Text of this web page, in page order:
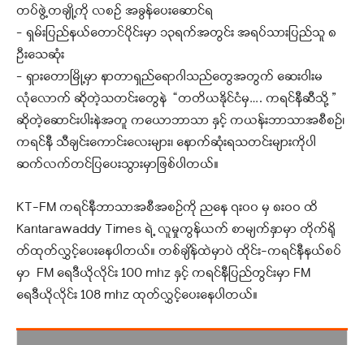
တပ်ဖွဲ့တချို့ကို လစဥ် အခွန်ပေးဆောင်ရ
– ရှမ်းပြည်နယ်တောင်ပိုင်းမှာ ၁၃ရက်အတွင်း အရပ်သားပြည်သူ ၈
ဦးသေဆုံး
– ရှားတောမြို့မှာ နာတာရှည်ရောဂါသည်တွေအတွက် ဆေးဝါးမ
လုံလောက် ဆိုတဲ့သတင်းတွေနဲ “တတိယနိုင်ငံမှ…. ကရင်နီဆီသို့ ”
ဆိုတဲ့ဆောင်းပါးနဲအတူ ကယောဘာသာ နှင့် ကယန်းဘာသာအစီစဉ်၊
ကရင်နီ သီချင်းကောင်းလေးများ၊ နောက်ဆုံးရသတင်းများကိုပါ
ဆက်လက်တင်ပြပေးသွားမှာဖြစ်ပါတယ်။
KT-FM ကရင်နီဘာသာအစီအစဉ်ကို ညနေ ၇း၀၀ မှ ၈းဝဝ ထိ
Kantarawaddy Times ရဲ့ လူမှုကွန်ယက် စာမျက်နှာမှာ တိုက်ရို
တ်ထုတ်လွှင့်ပေးနေပါတယ်။ တစ်ချိန်ထဲမှာပဲ ထိုင်း-ကရင်နီနယ်စပ်
မှာ FM ရေဒီယိုလိုင်း 100 mhz နှင့် ကရင်နီပြည်တွင်းမှာ FM
ရေဒီယိုလိုင်း 108 mhz ထုတ်လွှင့်ပေးနေပါတယ်။